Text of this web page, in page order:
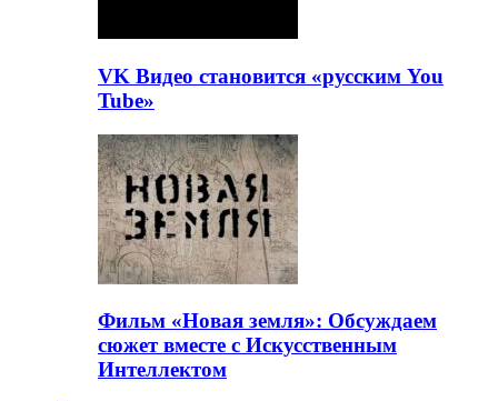
VK Видео становится «русским You
Tube»
Фильм «Новая земля»: Обсуждаем
сюжет вместе с Искусственным
Интеллектом